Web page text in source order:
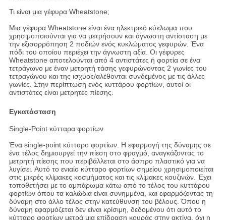
Τι είναι μια γέφυρα Wheatstone;
Μια γέφυρα Wheatstone είναι ένα ηλεκτρικό κύκλωμα που
χρησιμοποιούνται για να μετρήσουν και άγνωστη αντίσταση με
την εξισορρόπηση 2 ποδιών ενός κυκλώματος γεφυρών. Ένα
πόδι του οποίου περιέχει την άγνωστη αξία. Οι γέφυρες
Wheatstone αποτελούνται από 4 αντιστάτες ή φορτία σε ένα
τετράγωνο με έναν μετρητή τάσης γεφυρώνοντας 2 γωνίες του
τετραγώνου και της ισχύος/αλέθονται συνδεμένος με τις άλλες
γωνίες. Στην περίπτωση ενός κυττάρου φορτίων, αυτοί οι
αντιστάτες είναι μετρητές πίεσης.
Εγκατάσταση
Single-Point κύτταρα φορτίων
Ένα single-point κύτταρο φορτίων. Η εφαρμογή της δύναμης σε
ένα τέλος δημιουργεί την πίεση στο φραγμό, αναγκάζοντας το
μετρητή πίεσης που περιβάλλεται στο άσπρο πλαστικό για να
λυγίσει. Αυτό το ενιαίο κύτταρο φορτίων σημείου χρησιμοποιείται
στις μικρές κλίμακες κοσμήματος και τις κλίμακες κουζινών. Έχει
τοποθετήσει με το αμπάρωμα κάτω από το τέλος του κυττάρου
φορτίων όπου τα καλώδια είναι συνημμένα, και εφαρμόζοντας τη
δύναμη στο άλλο τέλος στην κατεύθυνση του βέλους. Όπου η
δύναμη εφαρμόζεται δεν είναι κρίσιμη, δεδομένου ότι αυτό το
κύτταρο φορτίων μετρά μια επίδραση κουράς στην ακτίνα, όχι η